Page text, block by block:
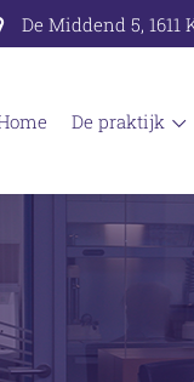
De Middend 5, 1611
home de praktijk